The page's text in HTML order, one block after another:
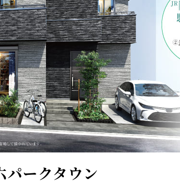
パークタウン